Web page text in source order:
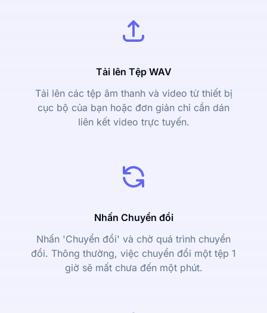
Tải lên Tệp WAV
Tải lên các tệp âm thanh và video từ thiết bị
cục bộ của bạn hoặc đơn giản chỉ cần dán
liên kết video trực tuyến.
Nhấn Chuyển đổi
Nhấn 'Chuyển đổi' và chờ quá trình chuyển
đổi. Thông thường, việc chuyển đổi một tệp 1
giờ sẽ mất chưa đến một phút.